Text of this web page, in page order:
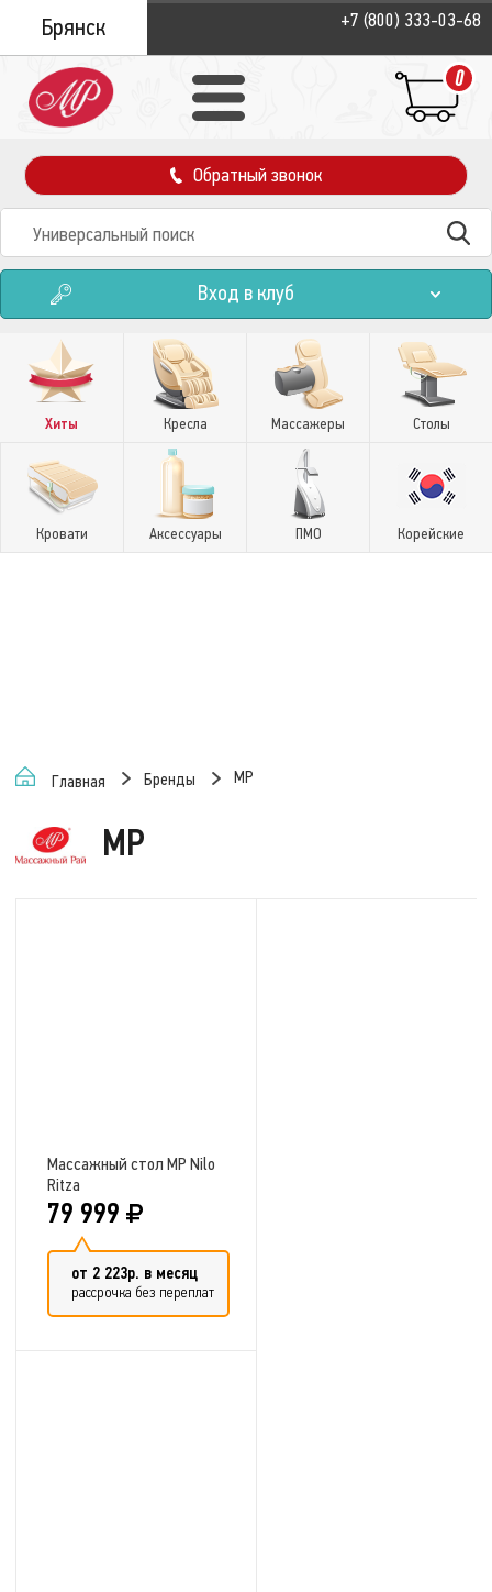
Брянск +7 (800) 333-03-68
0
Обратный звонок
Вход в клуб
Хиты Кресла Массажеры Столы
Кровати Аксессуары ПМО Корейские
Главная Бренды MP
MP
Массажный стол MP Nilo
Ritza
79 999
от 2 223р. в месяц
рассрочка без переплат